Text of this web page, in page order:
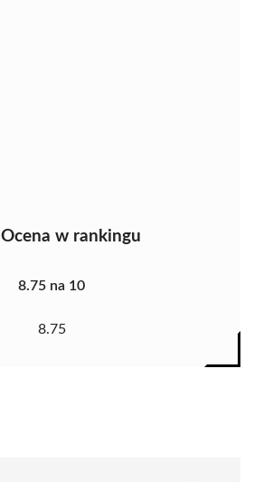
Ocena w rankingu
8.75 na 10
8.75